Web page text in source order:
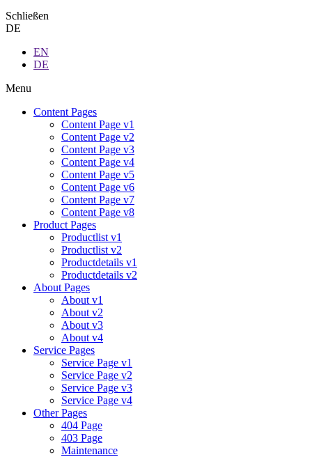
Schließen
DE
EN
DE
Menu
Content Pages
Content Page v1
Content Page v2
Content Page v3
Content Page v4
Content Page v5
Content Page v6
Content Page v7
Content Page v8
Product Pages
Productlist v1
Productlist v2
Productdetails v1
Productdetails v2
About Pages
About v1
About v2
About v3
About v4
Service Pages
Service Page v1
Service Page v2
Service Page v3
Service Page v4
Other Pages
404 Page
403 Page
Maintenance